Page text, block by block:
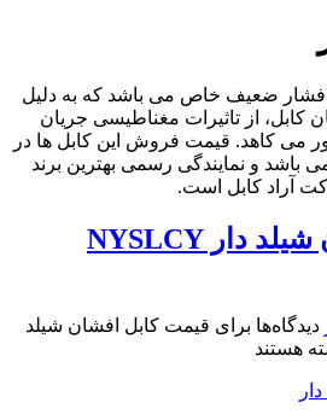
فشار ضعیف خاص می باشد که به دلیل
کابل، از تاثیرات مغناطیسی جریان
می کاهد. قیمت فروش این کابل ها در
باشد و نمایندگی رسمی بهترین برند
آراد کابل است.
قیمت کابل افشان شیلد دار NYSLCY
دیدگاه‌ها برای قیمت کابل افشان شیلد
هستند